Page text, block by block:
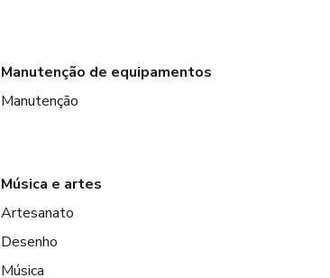
Manutenção de equipamentos
Manutenção
Música e artes
Artesanato
Desenho
Música